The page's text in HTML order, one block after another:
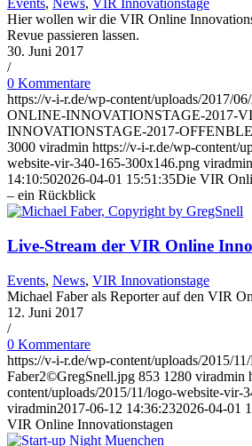
Events, News, VIR Innovationstage
Hier wollen wir die VIR Online
Revue passieren lassen.
30. Juni 2017
/
0 Kommentare
https://v-i-r.de/wp-content/uploads/2017/
ONLINE-INNOVATIONSTAGE-2017-
INNOVATIONSTAGE-2017-
3000 viradmin https://v-i-r.de/wp-content/
website-vir-340-165-300x146.png viradmin
14:10:502026-04-01 15:51:35Die VIR
– ein Rückblick
Live-Stream der VIR Online
Events, News, VIR Innovationstage
Michael Faber als Reporter auf den VIR
12. Juni 2017
/
0 Kommentare
https://v-i-r.de/wp-content/uploads/2015/
Faber2©GregSnell.jpg 853 1280 viradmin
content/uploads/2015/11/logo-website-vir-
viradmin2017-06-12 14:36:232026-04-01
VIR Online Innovationstagen